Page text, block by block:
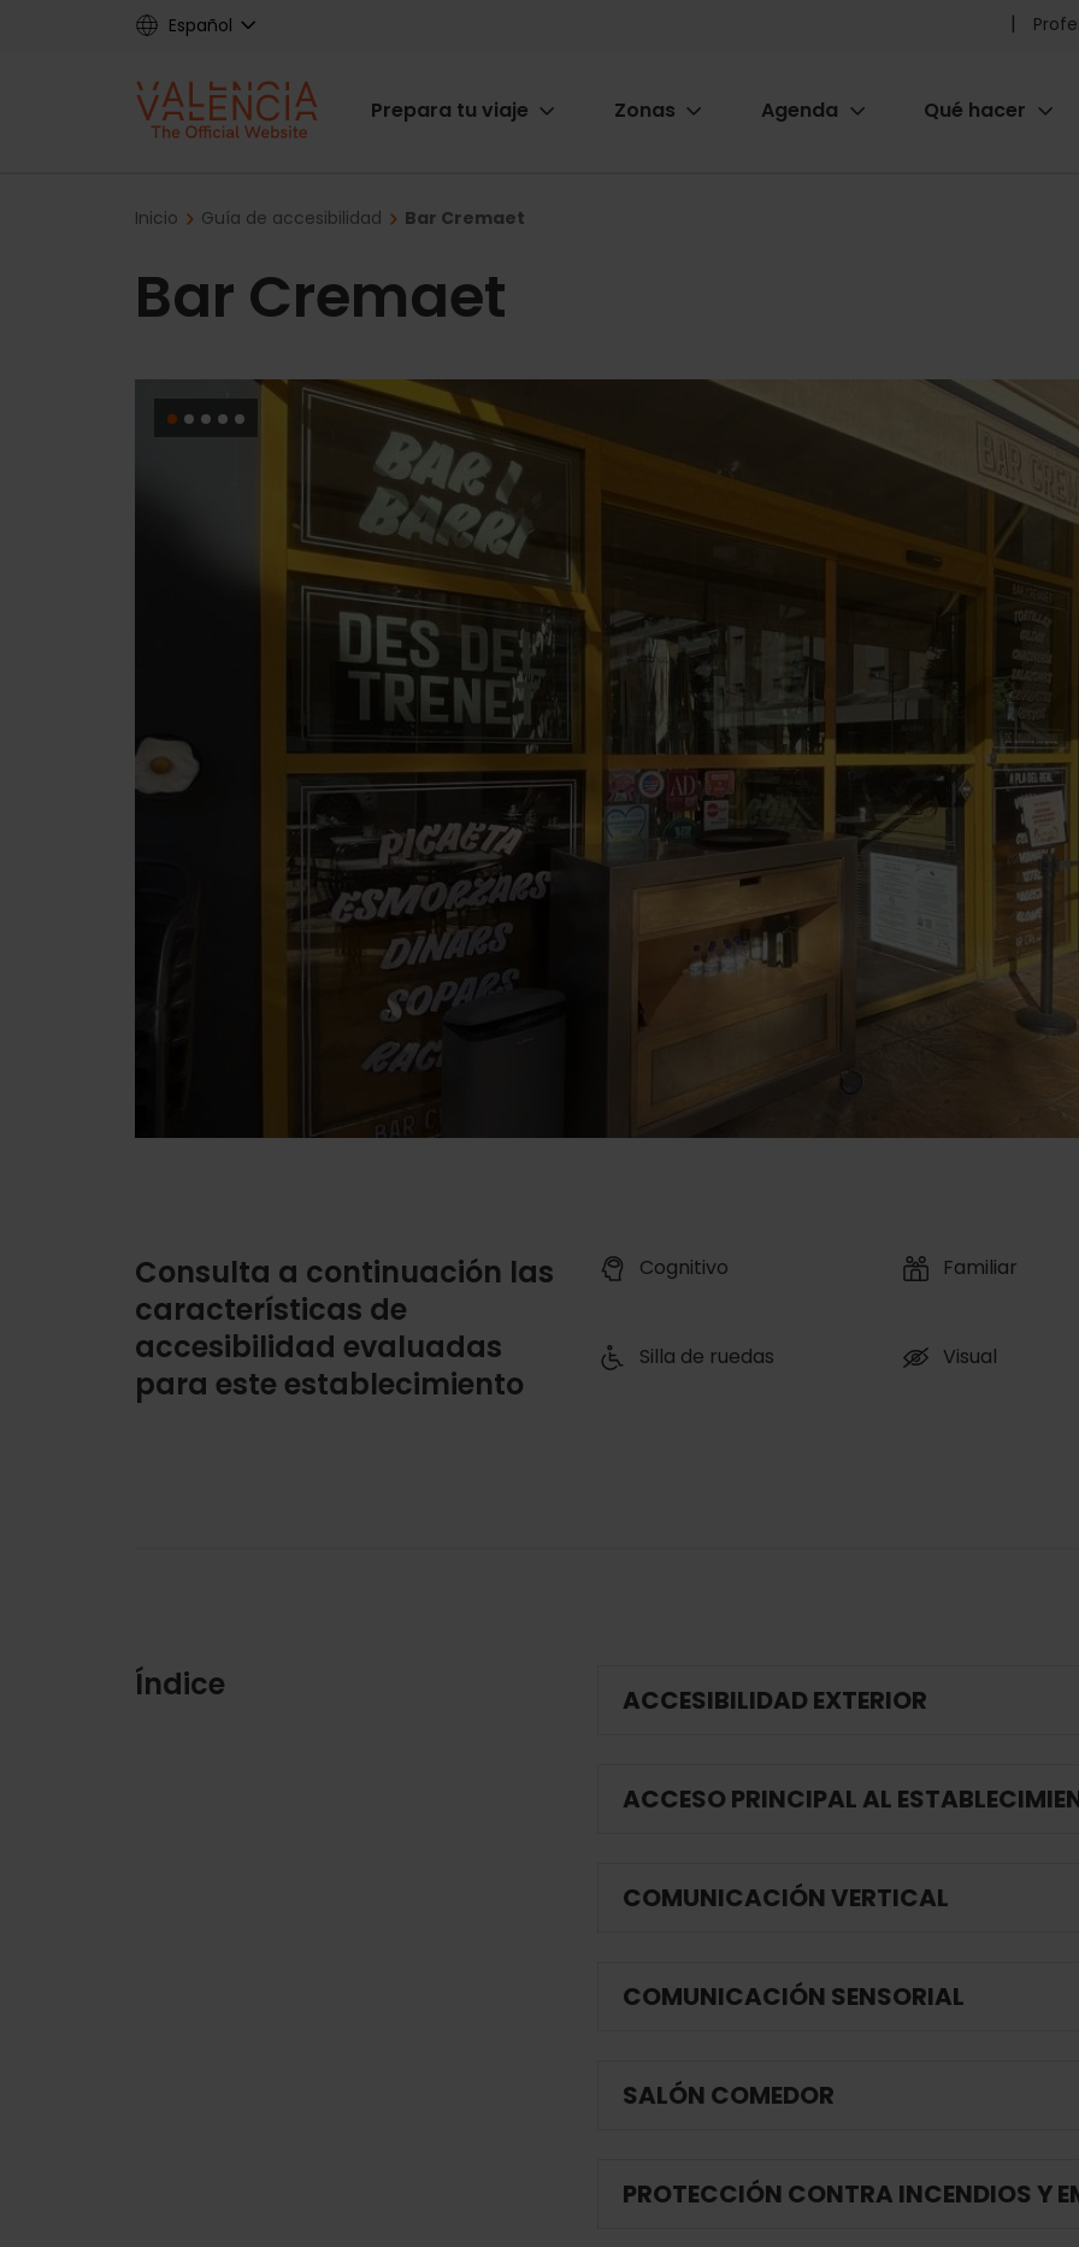
Español
Main
Prepara tu viaje Zonas Agenda Qué hacer
Breadcrumb
Inicio Guía de accesibilidad Bar Cremaet
Bar Cremaet
Consulta a continuación las
características de
accesibilidad evaluadas
para este establecimiento
Cognitivo Familiar
Silla de ruedas Visual
Índice ACCESIBILIDAD EXTERIOR
ACCESO PRINCIPAL AL
COMUNICACIÓN VERTICAL
COMUNICACIÓN SENSORIAL
SALÓN COMEDOR
PROTECCIÓN CONTRA INCENDIOS Y